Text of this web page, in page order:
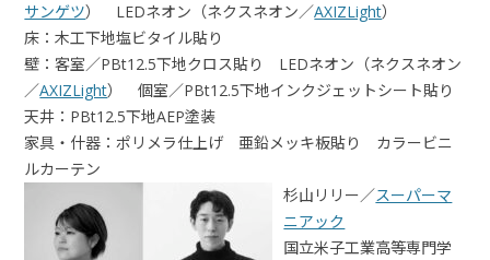
サンゲツ） LEDネオン（ネクスネオン／AXIZLight）
床：木工下地塩ビタイル貼り
壁：客室／PBt12.5下地クロス貼り LEDネオン（ネクスネオン
／AXIZLight） 個室／PBt12.5下地インクジェットシート貼り
天井：PBt12.5下地AEP塗装
家具・什器：ポリメラ仕上げ 亜鉛メッキ板貼り カラービニ
ルカーテン
杉山リリー／スーパーマ
ニアック
国立米子工業高等専門学